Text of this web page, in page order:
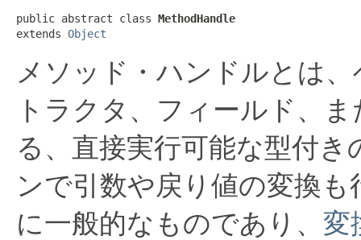
public abstract class MethodHandle
extends Object
メソッド・ハンドルとは
トラクタ、フィールド、
る、直接実行可能な型付
ンで引数や戻り値の変換も
に一般的なものであり、 変